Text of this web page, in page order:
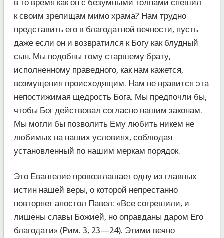
в то время как он с безумными толпами спешил
к своим зрелищам мимо храма? Нам трудно
представить его в благодатной вечности, пусть
даже если он и возвратился к Богу как блудный
сын. Мы подобны тому старшему брату,
исполненному праведного, как нам кажется,
возмущения происходящим. Нам не нравится эта
непостижимая щедрость Бога. Мы предпочли бы,
чтобы Бог действовал согласно нашим законам.
Мы могли бы позволить Ему любить никем не
любимых на наших условиях, соблюдая
установленный по нашим меркам порядок.
Это Евангелие провозглашает одну из главных
истин нашей веры, о которой непрестанно
повторяет апостол Павел: «Все согрешили, и
лишены славы Божией, но оправданы даром Его
благодати» (Рим. 3, 23—24). Этими вечно